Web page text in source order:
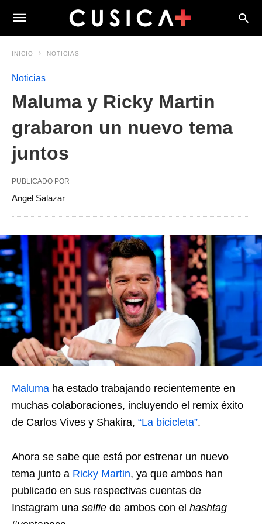
INICIO NOTICIAS
Noticias
Maluma y Ricky Martin
grabaron un nuevo tema
juntos
PUBLICADO POR
Angel Salazar
Maluma ha estado trabajando recientemente en
muchas colaboraciones, incluyendo el remix éxito
de Carlos Vives y Shakira, “La bicicleta”.
Ahora se sabe que está por estrenar un nuevo
tema junto a Ricky Martin, ya que ambos han
publicado en sus respectivas cuentas de
Instagram una selfie de ambos con el hashtag